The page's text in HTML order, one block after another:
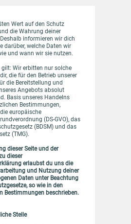
Wert auf den Schutz
die Wahrung deiner
informieren wir dich
darüber, welche Daten wir
und wann wir sie nutzen.
Wir erbitten nur solche
die für den Betrieb unserer
die Bereitstellung und
Angebots absolut
Basis unseres Handelns
Bestimmungen,
europäische
(DS-GVO), das
(BDSM) und das
(TMG).
dieser Seite und der
dieser
erlaubst du uns die
und Nutzung deiner
Daten unter Beachtung
so wie in den
Bestimmungen beschrieben.
Stelle